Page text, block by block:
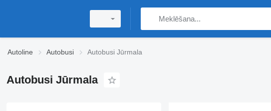
Autoline Autobusi Autobusi Jūrmala
Autobusi Jūrmala